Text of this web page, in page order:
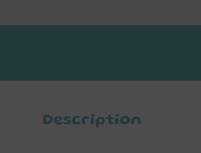
Description